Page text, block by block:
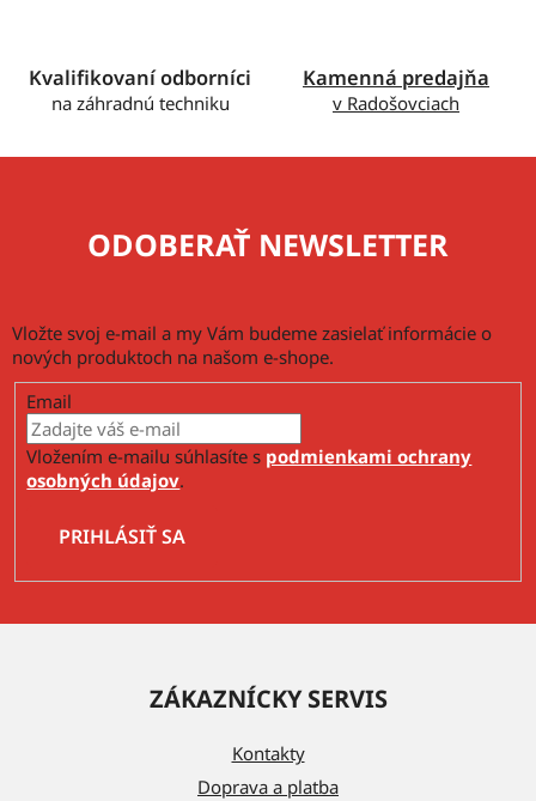
Kvalifikovaní odborníci
na záhradnú techniku
Kamenná predajňa
v Radošovciach
ODOBERAŤ NEWSLETTER
Vložte svoj e-mail a my Vám budeme zasielať informácie o
nových produktoch na našom e-shope.
Email
Vložením e-mailu súhlasíte s podmienkami ochrany
osobných údajov.
PRIHLÁSIŤ SA
ZÁKAZNÍCKY SERVIS
Kontakty
Doprava a platba